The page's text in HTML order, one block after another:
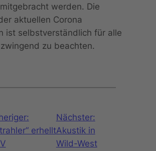
werden. Die
aktuellen Corona
ist selbstverständlich für alle
zu beachten.
erhellt
Nächster:
Akustik in
Wild-West